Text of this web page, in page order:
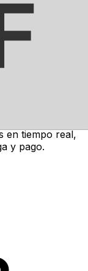
en tiempo real,
y pago.